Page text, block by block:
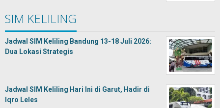
SIM KELILING
Jadwal SIM Keliling Bandung 13-18 Juli 2026:
Dua Lokasi Strategis
Jadwal SIM Keliling Hari Ini di Garut, Hadir di
Iqro Leles